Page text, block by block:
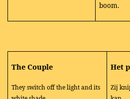
boom.
The Couple
They switch off the light and its
Het
Zij